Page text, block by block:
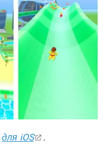
для iOS .